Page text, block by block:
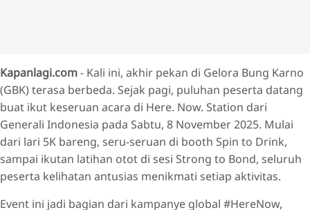
Kapanlagi.com- Kali ini, akhir pekan di Gelora Bung Karno
(GBK) terasa berbeda. Sejak pagi, puluhan peserta datang
buat ikut keseruan acara di Here. Now. Station dari
Generali Indonesia pada Sabtu, 8 November 2025. Mulai
dari lari 5K bareng, seru-seruan di booth Spin to Drink,
sampai ikutan latihan otot di sesi Strong to Bond, seluruh
peserta kelihatan antusias menikmati setiap aktivitas.
Event ini jadi bagian dari kampanye global #HereNow,